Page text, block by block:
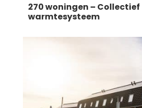
270 woningen – Collectief
warmtesysteem